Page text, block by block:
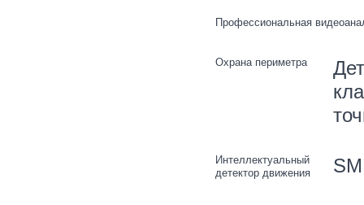
Профессиональная
Охрана периметра
Интеллектуальный
детектор движения